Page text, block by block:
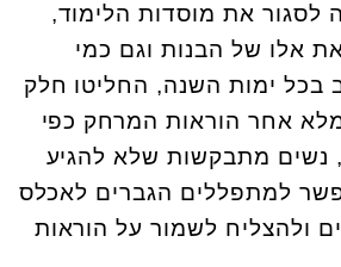
לסגור את מוסדות הלימוד,
אלו של הבנות וגם כמי
בכל ימות השנה, החליטו חלק
אחר הוראות המרחק כפי
נשים מתבקשות שלא להגיע
למתפללים הגברים לאכלס
ולהצליח לשמור על הוראות